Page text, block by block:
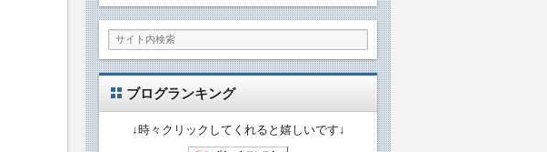
ブログランキング
↓時々クリックしてくれると嬉しいです↓